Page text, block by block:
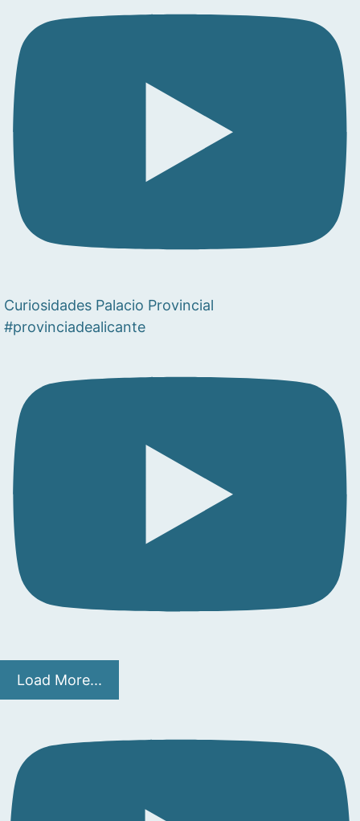
Curiosidades Palacio Provincial
#provinciadealicante
Load More...